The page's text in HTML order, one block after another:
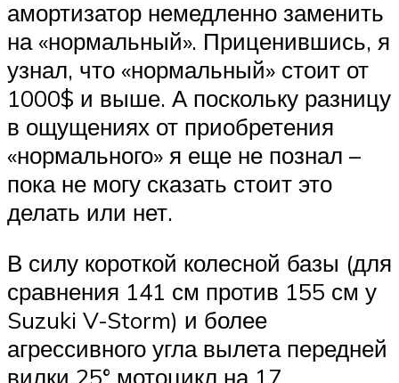
амортизатор немедленно заменить
на «нормальный». Приценившись, я
узнал, что «нормальный» стоит от
1000$ и выше. А поскольку разницу
в ощущениях от приобретения
«нормального» я еще не познал –
пока не могу сказать стоит это
делать или нет.
В силу короткой колесной базы (для
сравнения 141 см против 155 см у
Suzuki V-Storm) и более
агрессивного угла вылета передней
вилки 25° мотоцикл на 17